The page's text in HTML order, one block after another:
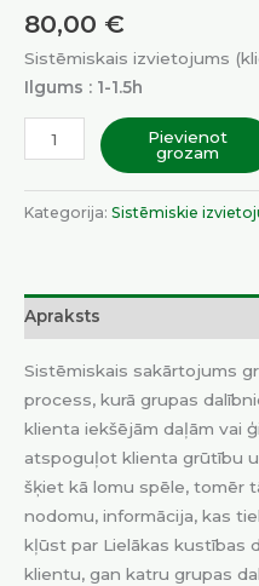
80,00 €
Sistēmiskais izvietojums
Ilgums : 1-1.5h
Pievienot
grozam
Kategorija: Sistēmiskie
Apraksts
Sistēmiskais sakārtojums
process, kurā grupas
klienta iekšējām daļām vai
atspoguļot klienta grūtību
šķiet kā lomu spēle, tomēr
nodomu, informācija, kas
kļūst par Lielākas kustības
klientu, gan katru grupas